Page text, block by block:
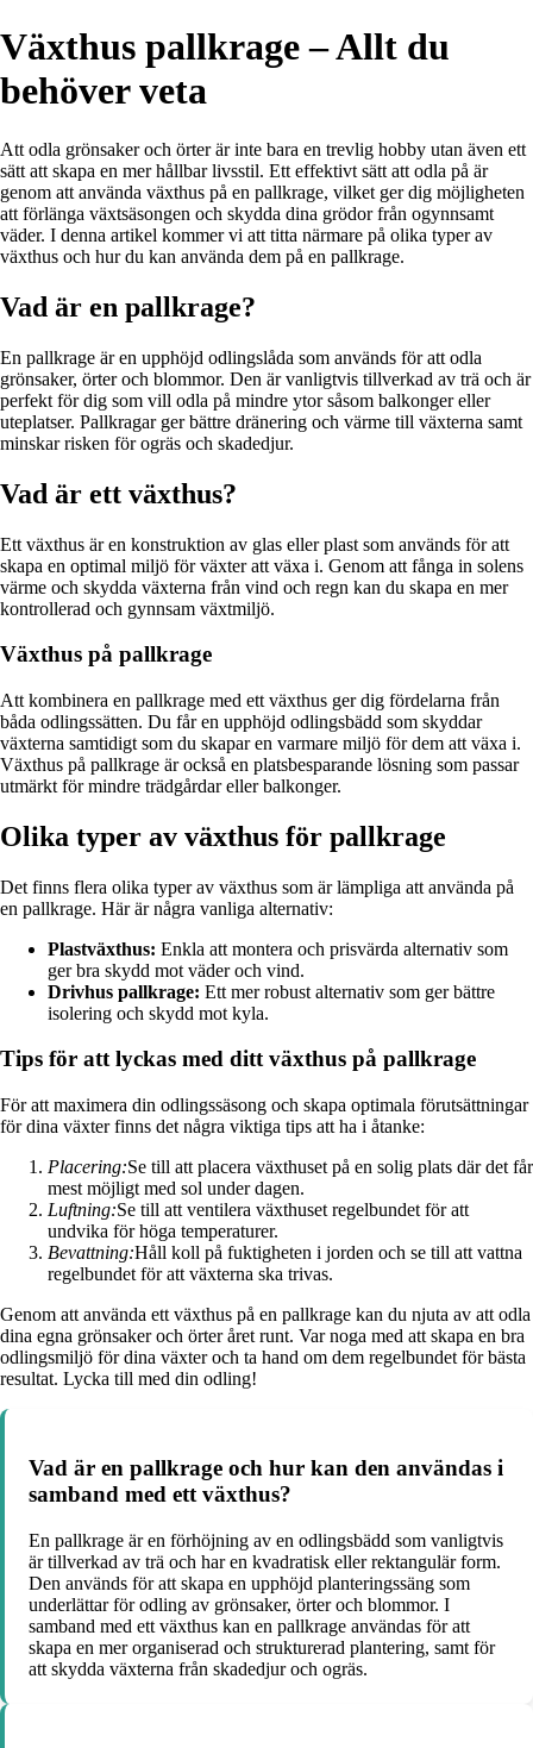
Växthus pallkrage – Allt du
behöver veta
Att odla grönsaker och örter är inte bara en trevlig hobby utan även ett
sätt att skapa en mer hållbar livsstil. Ett effektivt sätt att odla på är
genom att använda växthus på en pallkrage, vilket ger dig möjligheten
att förlänga växtsäsongen och skydda dina grödor från ogynnsamt
väder. I denna artikel kommer vi att titta närmare på olika typer av
växthus och hur du kan använda dem på en pallkrage.
Vad är en pallkrage?
En pallkrage är en upphöjd odlingslåda som används för att odla
grönsaker, örter och blommor. Den är vanligtvis tillverkad av trä och är
perfekt för dig som vill odla på mindre ytor såsom balkonger eller
uteplatser. Pallkragar ger bättre dränering och värme till växterna samt
minskar risken för ogräs och skadedjur.
Vad är ett växthus?
Ett växthus är en konstruktion av glas eller plast som används för att
skapa en optimal miljö för växter att växa i. Genom att fånga in solens
värme och skydda växterna från vind och regn kan du skapa en mer
kontrollerad och gynnsam växtmiljö.
Växthus på pallkrage
Att kombinera en pallkrage med ett växthus ger dig fördelarna från
båda odlingssätten. Du får en upphöjd odlingsbädd som skyddar
växterna samtidigt som du skapar en varmare miljö för dem att växa i.
Växthus på pallkrage är också en platsbesparande lösning som passar
utmärkt för mindre trädgårdar eller balkonger.
Olika typer av växthus för pallkrage
Det finns flera olika typer av växthus som är lämpliga att använda på
en pallkrage. Här är några vanliga alternativ:
Plastväxthus: Enkla att montera och prisvärda alternativ som
ger bra skydd mot väder och vind.
Drivhus pallkrage: Ett mer robust alternativ som ger bättre
isolering och skydd mot kyla.
Tips för att lyckas med ditt växthus på pallkrage
För att maximera din odlingssäsong och skapa optimala förutsättningar
för dina växter finns det några viktiga tips att ha i åtanke:
Placering:Se till att placera växthuset på en solig plats där det får
mest möjligt med sol under dagen.
Luftning:Se till att ventilera växthuset regelbundet för att
undvika för höga temperaturer.
Bevattning:Håll koll på fuktigheten i jorden och se till att vattna
regelbundet för att växterna ska trivas.
Genom att använda ett växthus på en pallkrage kan du njuta av att odla
dina egna grönsaker och örter året runt. Var noga med att skapa en bra
odlingsmiljö för dina växter och ta hand om dem regelbundet för bästa
resultat. Lycka till med din odling!
Vad är en pallkrage och hur kan den användas i
samband med ett växthus?
En pallkrage är en förhöjning av en odlingsbädd som vanligtvis
är tillverkad av trä och har en kvadratisk eller rektangulär form.
Den används för att skapa en upphöjd planteringssäng som
underlättar för odling av grönsaker, örter och blommor. I
samband med ett växthus kan en pallkrage användas för att
skapa en mer organiserad och strukturerad plantering, samt för
att skydda växterna från skadedjur och ogräs.